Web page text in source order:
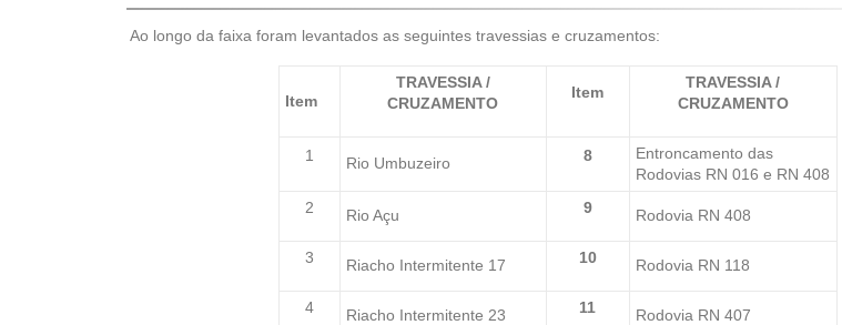
Ao longo da faixa foram levantados as seguintes travessias e cruzamentos:
Item
TRAVESSIA /
CRUZAMENTO
Item
TRAVESSIA /
CRUZAMENTO
1 Rio Umbuzeiro 8
Entroncamento das
Rodovias RN 016 e RN 408
2
Rio Açu 9 Rodovia RN 408
3 Riacho Intermitente 17 10 Rodovia RN 118
4 Riacho Intermitente 23 11 Rodovia RN 407